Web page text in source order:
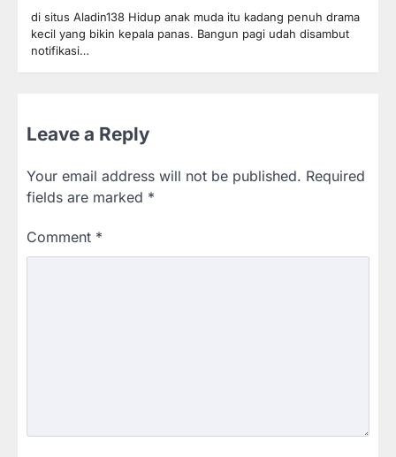
di situs Aladin138 Hidup anak muda itu kadang penuh drama
kecil yang bikin kepala panas. Bangun pagi udah disambut
notifikasi…
Leave a Reply
Your email address will not be published. Required
fields are marked *
Comment *